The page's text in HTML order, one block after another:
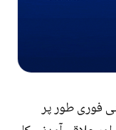
فوری طور پر